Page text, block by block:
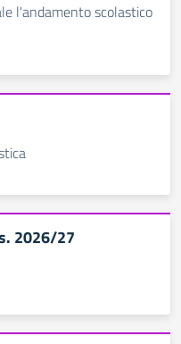
l'andamento scolastico
2026/27